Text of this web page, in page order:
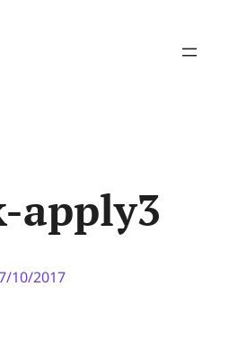
apply3
10/2017